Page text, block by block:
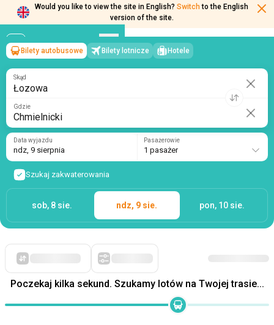
Would you like to view the site in English? Switch to the English
version of the site.
Łozowa→Chmielnicki
ndz, 9 sierpnia/1 pasażer
Bilety autobusowe Bilety lotnicze Hotele
Skąd
Gdzie
Data wyjazdu
ndz, 9 sierpnia
Pasażerowie
1 pasażer
Szukaj zakwaterowania
sob, 8 sie. ndz, 9 sie. pon, 10 sie.
Po pierwsze, tanie